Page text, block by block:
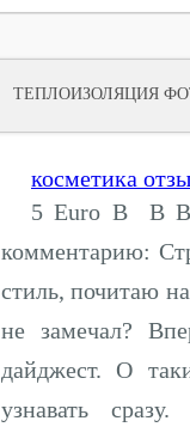
ТЕПЛОИЗОЛЯЦИЯ
косметика
5 Euro В В В
комментарию:
стиль, почитаю
не замечал?
дайджест. О
узнавать